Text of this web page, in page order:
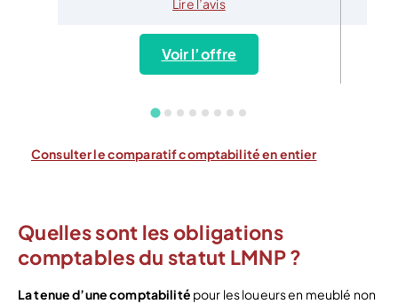
Lire l’avis
Voir l’offre
Consulter le comparatif comptabilité en entier
Quelles sont les obligations
comptables du statut LMNP ?
La tenue d’une comptabilité pour les loueurs en meublé non